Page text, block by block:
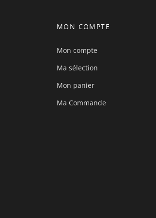
MON COMPTE
Mon compte
Ma sélection
Mon panier
Ma Commande